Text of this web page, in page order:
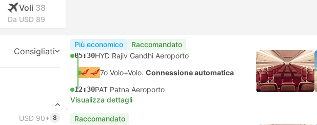
Voli 38
Da USD 89
Consigliati
USD 90+ 8
Più economico Raccomandato
05:30HYD Rajiv Gandhi Aeroporto
7o Volo+Volo. Connessione automatica
12:30PAT Patna Aeroporto
Visualizza dettagli
Raccomandato